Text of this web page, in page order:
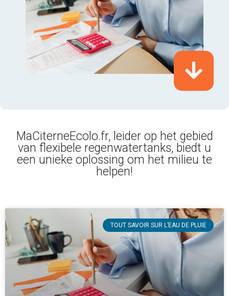
MaCiterneEcolo.fr, leider op het gebied
van flexibele regenwatertanks, biedt u
een unieke oplossing om het milieu te
helpen!
TOUT SAVOIR SUR L’EAU DE PLUIE